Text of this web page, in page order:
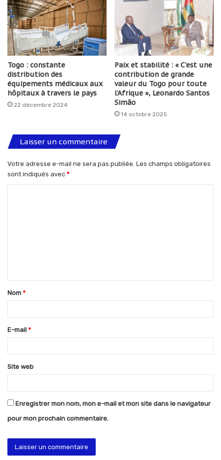
Togo : constante
distribution des
équipements médicaux aux
hôpitaux à travers le pays
22 décembre 2024
Paix et stabilité : « C’est une
contribution de grande
valeur du Togo pour toute
l’Afrique », Leonardo Santos
Simão
14 octobre 2025
Laisser un commentaire
Votre adresse e-mail ne sera pas publiée. Les champs obligatoires
sont indiqués avec *
t
a
e
*
Nom *
E-mail *
Site web
Enregistrer mon nom, mon e-mail et mon site dans le navigateur
pour mon prochain commentaire.